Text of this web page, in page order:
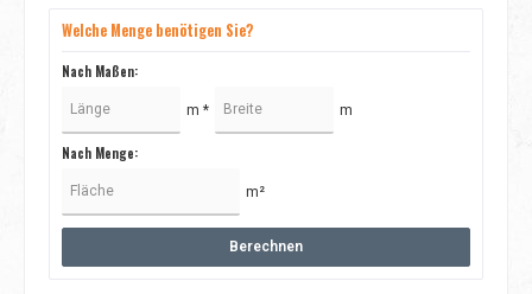
Welche Menge benötigen Sie?
Nach Maßen:
m * m
Nach Menge:
m²
Berechnen